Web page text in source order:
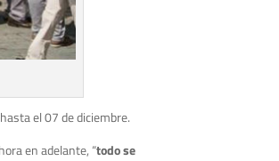
el 07 de diciembre.
en adelante, “todo se